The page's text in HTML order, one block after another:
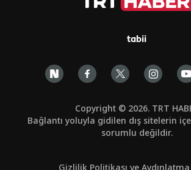
tabii
Copyright © 2026. TRT
Bağlantı yoluyla gidilen dış sitelerin
sorumlu değildir.
Gizlilik Politikası ve